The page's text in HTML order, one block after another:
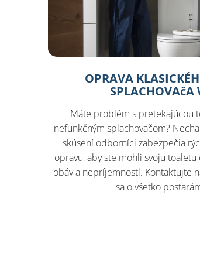
OPRAVA
SPLACHOVAčA
Máte problém s pretekajúcou
nefunkčným splachovačom?
skúsení odborníci zabezpečia
opravu, aby ste mohli svoju
obáv a nepríjemností. Kontaktujte
sa o všetko